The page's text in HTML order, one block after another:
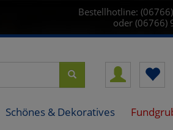
Bestellhotline:
oder (06766)
Schönes & Dekoratives